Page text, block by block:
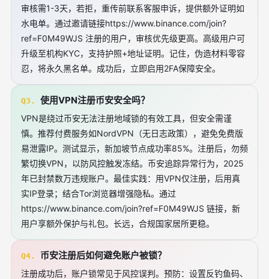
审核需1-3天，若拒，重传前联系客服申诉，提供额外证明如
水电单。通过邀请链接https://www.binance.com/join?
ref=F0M49WJS 注册的用户，审核优先级更高。高级用户可
升级至机构KYC，支持护照+地址证明。记住，伪造材料零容
忍，将永久黑名单。成功后，立即启用2FA保障安全。
Q3. 使用VPN注册币安安全吗？
VPN是绕过币安无法注册地域锁的有效工具，但安全需谨
慎。推荐付费服务如NordVPN（无日志政策），避免免费版
易泄露IP。测试显示，新加坡节点成功率85%。注册后，勿频
繁切换VPN，以防风控触发冻结。币安追踪异常行为，2025
年已封禁数万违规账户。最佳实践：用VPN仅注册，后用真
实IP登录；结合Tor浏览器增强隐私。通过
https://www.binance.com/join?ref=F0M49WJS 链接，新
用户享额外保护与礼包。长远，合规国家居所更稳。
Q4. 币安注册后如何避免账户被锁？
注册成功后，账户锁常见于风控误判。预防：设置反钓鱼码、